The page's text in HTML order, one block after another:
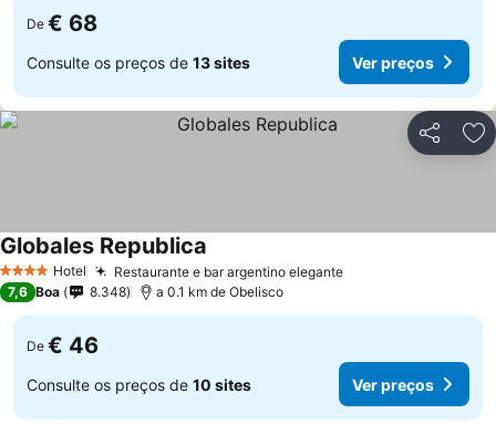
De € 68
Consulte os preços de 13 sites Ver preços
Partilhar
4 EstrelasHotel Restaurante e bar argentino elegante
Globales Republica
7,6 Boa 8.348 a 0.1 km de Obelisco
De € 46
Consulte os preços de 10 sites Ver preços